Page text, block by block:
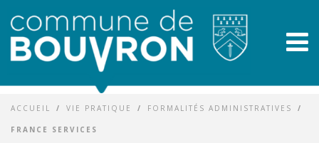
ACCUEIL / VIE PRATIQUE / FORMALITÉS ADMINISTRATIVES /
FRANCE SERVICES